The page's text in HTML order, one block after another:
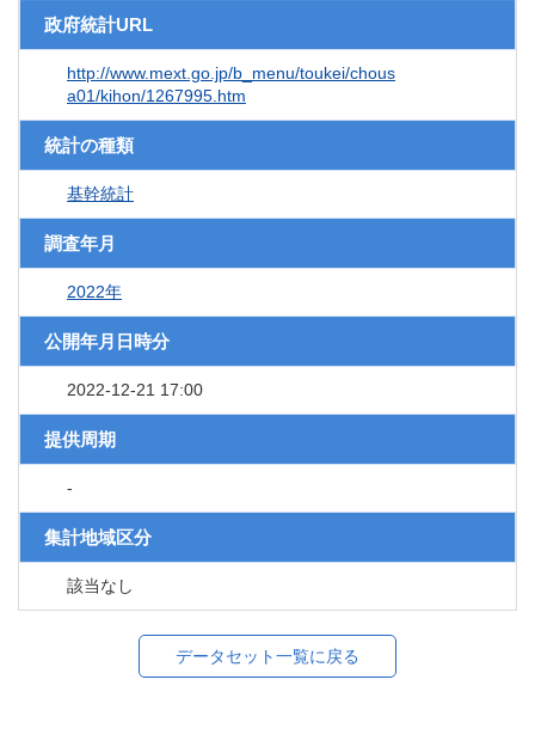
政府統計URL
http://www.mext.go.jp/b_menu/toukei/chous
a01/kihon/1267995.htm
統計の種類
基幹統計
調査年月
2022年
公開年月日時分
2022-12-21 17:00
提供周期
-
集計地域区分
該当なし
データセット一覧に戻る